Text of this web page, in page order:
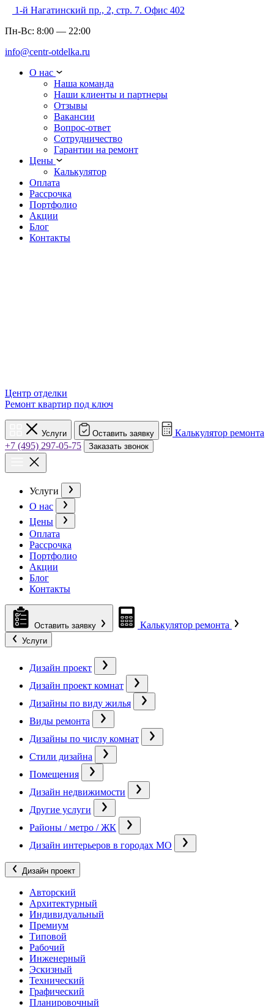
1-й Нагатинский пр., 2, стр. 7. Офис 402
Пн-Вс: 8:00 — 22:00
info@centr-otdelka.ru
О нас
Наша команда
Наши клиенты и партнеры
Отзывы
Вакансии
Вопрос-ответ
Сотрудничество
Гарантии на ремонт
Цены
Калькулятор
Оплата
Рассрочка
Портфолио
Акции
Блог
Контакты
Центр отделки
Ремонт квартир под ключ
Услуги Оставить заявку
Калькулятор ремонта
+7 (495) 297-05-75
Заказать звонок
Услуги
О нас
Цены
Оплата
Рассрочка
Портфолио
Акции
Блог
Контакты
Оставить заявку Калькулятор ремонта
Услуги
Дизайн проект
Дизайн проект комнат
Дизайны по виду жилья
Виды ремонта
Дизайны по числу комнат
Стили дизайна
Помещения
Дизайн недвижимости
Другие услуги
Районы / метро / ЖК
Дизайн интерьеров в городах МО
Дизайн проект
Авторский
Архитектурный
Индивидуальный
Премиум
Типовой
Рабочий
Инженерный
Эскизный
Технический
Графический
Планировочный